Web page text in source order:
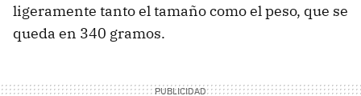
ligeramente tanto el tamaño como el peso, que se
queda en 340 gramos.